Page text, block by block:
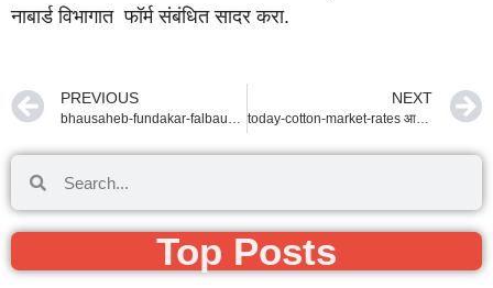
नाबार्ड विभागात फॉर्म संबंधित सादर करा.
PREVIOUS
bhausaheb-fundakar-falbaug-lagwad-yojana
NEXT
today-cotton-market-rates आजचे कापसाचे बाजार भाव.
Top Posts